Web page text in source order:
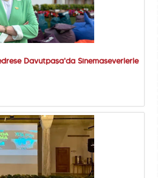
Davutpaşa'da Sinemaseverlerle